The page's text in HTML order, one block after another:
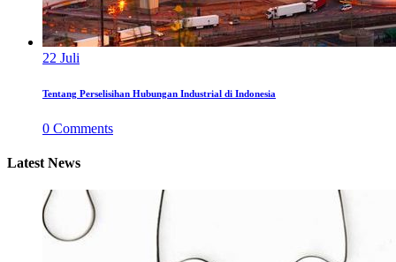
22 Juli
Tentang Perselisihan Hubungan Industrial di Indonesia
0 Comments
Latest News